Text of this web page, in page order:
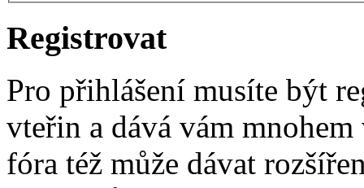
Registrovat
Pro přihlášení musíte být
vteřin a dává vám
fóra též může dávat